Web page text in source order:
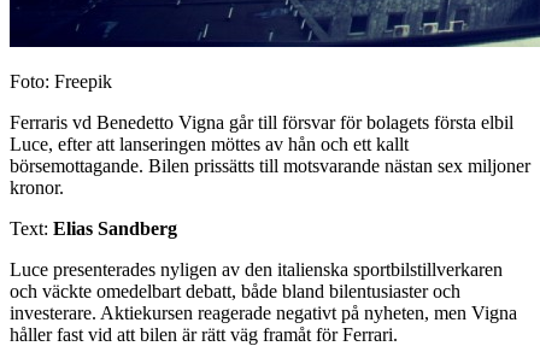
Foto: Freepik
Ferraris vd Benedetto Vigna går till försvar för bolagets första elbil
Luce, efter att lanseringen möttes av hån och ett kallt
börsemottagande. Bilen prissätts till motsvarande nästan sex miljoner
kronor.
Text: Elias Sandberg
Luce presenterades nyligen av den italienska sportbilstillverkaren
och väckte omedelbart debatt, både bland bilentusiaster och
investerare. Aktiekursen reagerade negativt på nyheten, men Vigna
håller fast vid att bilen är rätt väg framåt för Ferrari.